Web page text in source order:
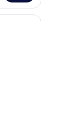
免費無線上網